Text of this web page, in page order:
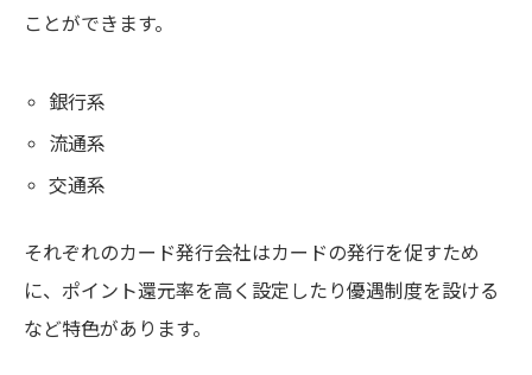
ことができます。
銀行系
流通系
交通系
それぞれのカード発行会社はカードの発行を促すため
に、ポイント還元率を高く設定したり優遇制度を設ける
など特色があります。